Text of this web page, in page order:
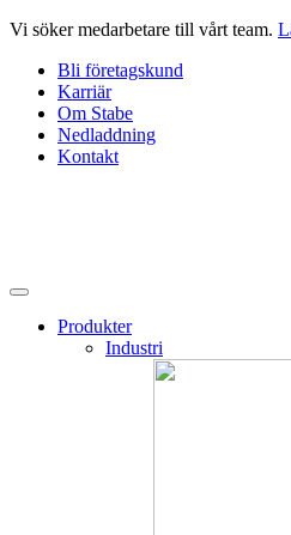
Hoppa
innehåll
Vi söker medarbetare till vårt team.
Bli företagskund
Karriär
Om Stabe
Nedladdning
Kontakt
Produkter
Industri